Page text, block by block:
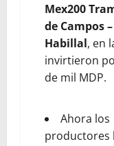
Mex200
de Campos –
Habillal, en
invirtieron
de mil MDP.
Ahora los
productores